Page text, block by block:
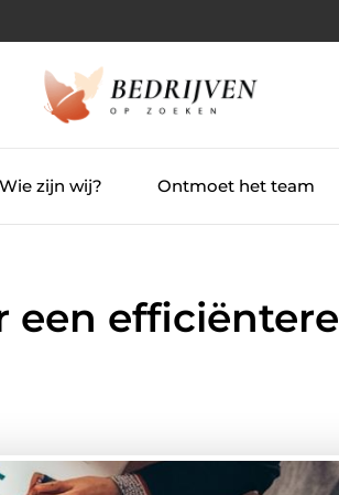
Wie zijn wij? Ontmoet het team
een efficiëntere